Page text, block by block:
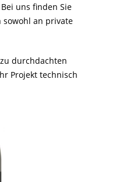
Bei uns finden Sie
an private
durchdachten
Projekt technisch